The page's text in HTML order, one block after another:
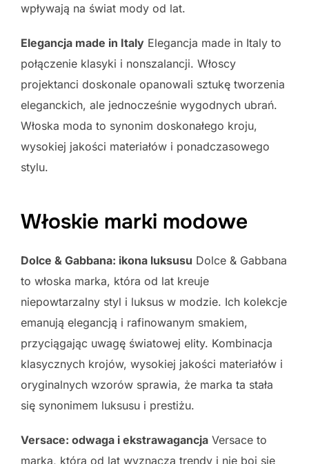
wpływają na świat mody od lat.
Elegancja made in Italy Elegancja made in Italy to
połączenie klasyki i nonszalancji. Włoscy
projektanci doskonale opanowali sztukę tworzenia
eleganckich, ale jednocześnie wygodnych ubrań.
Włoska moda to synonim doskonałego kroju,
wysokiej jakości materiałów i ponadczasowego
stylu.
Włoskie marki modowe
Dolce & Gabbana: ikona luksusu Dolce & Gabbana
to włoska marka, która od lat kreuje
niepowtarzalny styl i luksus w modzie. Ich kolekcje
emanują elegancją i rafinowanym smakiem,
przyciągając uwagę światowej elity. Kombinacja
klasycznych krojów, wysokiej jakości materiałów i
oryginalnych wzorów sprawia, że marka ta stała
się synonimem luksusu i prestiżu.
Versace: odwaga i ekstrawagancja Versace to
marka, która od lat wyznacza trendy i nie boi się